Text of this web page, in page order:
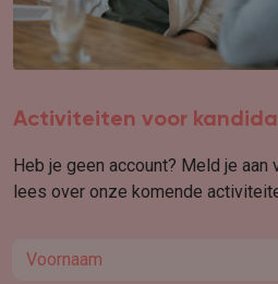
Activiteiten voor
Heb je geen account? Meld je
lees over onze komende
First name